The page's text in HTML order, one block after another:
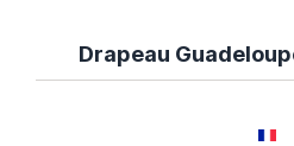
Drapeau